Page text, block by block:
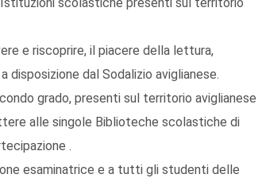
e riscoprire, il piacere della lettura,
disposizione dal Sodalizio aviglianese.
grado, presenti sul territorio aviglianese
alle singole Biblioteche scolastiche di
.
esaminatrice e a tutti gli studenti delle